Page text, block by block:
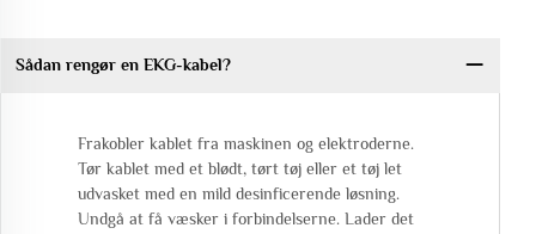
Sådan rengør en EKG-kabel?
Frakobler kablet fra maskinen og elektroderne.
Tør kablet med et blødt, tørt tøj eller et tøj let
udvasket med en mild desinficerende løsning.
Undgå at få væsker i forbindelserne. Lader det